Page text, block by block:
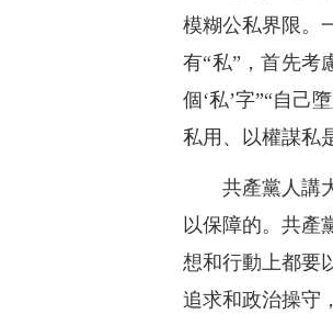
模糊公私界限。
有“私”，首先考
個‘私’字”“自己
私用、以權謀私
共產黨人講
以保障的。共產
想和行動上都要
追求和政治操守